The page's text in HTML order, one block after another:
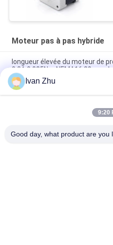
Moteur pas à pas hybride
longueur élevée du moteur de
0.3A 0.085Nm NEMA16 39mm
NEMA14 35mm 1.8degree 2
phase 26mm 0.28A 0.07Nm
0.06Nm courant électrique de
Ivan Zhu
9:20
Good day, what product are you